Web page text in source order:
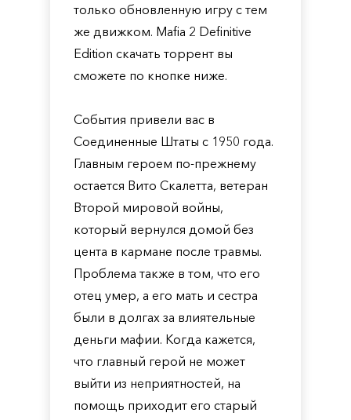
только обновленную игру с тем
же движком. Mafia 2 Definitive
Edition скачать торрент вы
сможете по кнопке ниже.
События привели вас в
Соединенные Штаты с 1950 года.
Главным героем по-прежнему
остается Вито Скалетта, ветеран
Второй мировой войны,
который вернулся домой без
цента в кармане после травмы.
Проблема также в том, что его
отец умер, а его мать и сестра
были в долгах за влиятельные
деньги мафии. Когда кажется,
что главный герой не может
выйти из неприятностей, на
помощь приходит его старый